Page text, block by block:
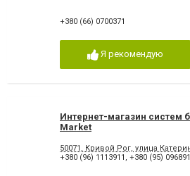
+380 (66) 0700371
Я рекомендую
Интернет-магазин систем
Market
50071, Кривой Рог, улица
+380 (96) 1113911 , +380 (95)